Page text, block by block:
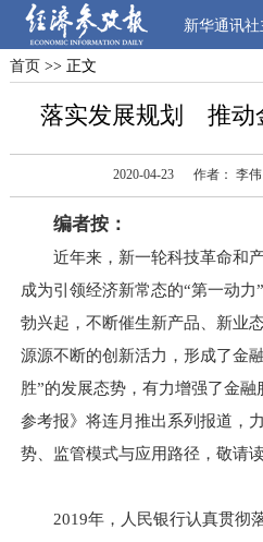
新华通讯社
首页 深度
首页 >> 正文
落实发展规划 推动
2020-04-23 作者： 李伟
编者按：
近年来，新一轮科技革命和产
成为引领经济新常态的“第一动
勃兴起，不断催生新产品、新业
源源不断的创新活力，形成了金
胜”的发展态势，有力增强了金
参考报》将连月推出系列报道，
势、监管模式与应用路径，敬请读
2019年，人民银行认真贯彻